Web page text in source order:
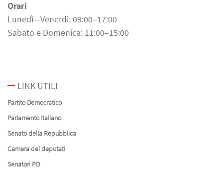
Orari
Lunedì—Venerdì: 09:00–17:00
Sabato e Domenica: 11:00–15:00
LINK UTILI
Partito Democratico
Parlamento Italiano
Senato della Repubblica
Camera dei deputati
Senatori PD